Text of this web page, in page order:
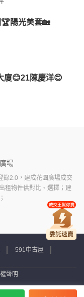
🏆陽光美套🏡
廈😊21陳慶洋😊
場
錄2.0，建成花園廣場成交
租物件供對比、選擇；建
591中古屋
聲明
Ltd. All Rights reserved.